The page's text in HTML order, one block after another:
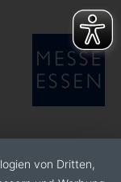
von Dritten,